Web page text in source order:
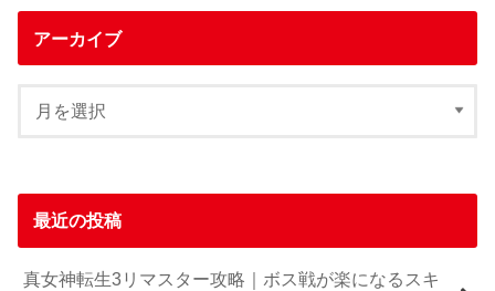
アーカイブ
最近の投稿
真女神転生3リマスター攻略｜ボス戦が楽になるスキ